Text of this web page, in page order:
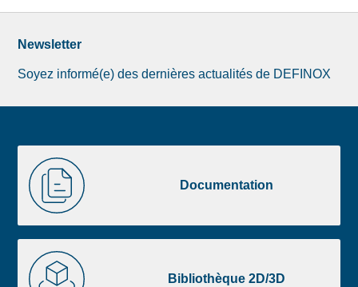
Newsletter
Soyez informé(e) des dernières actualités de DEFINOX
Image
de
liste
footer
Documentation
Documentation
Bibliothèque 2D/3D
Bibliothèque
2D/3D